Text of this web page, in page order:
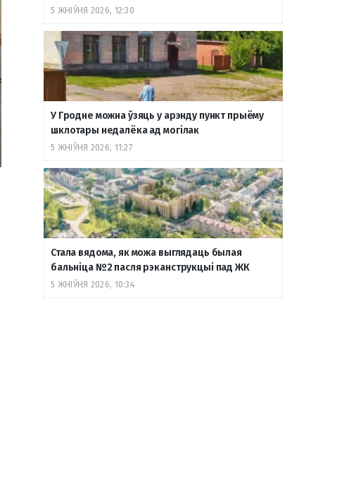
m е
5 ЖНІЎНЯ 2026, 12:30
У Гродне можна ўзяць у арэнду пункт прыёму
шклотары недалёка ад могілак
5 ЖНІЎНЯ 2026, 11:27
Стала вядома, як можа выглядаць былая
бальніца №2 пасля рэканструкцыі пад ЖК
5 ЖНІЎНЯ 2026, 10:34